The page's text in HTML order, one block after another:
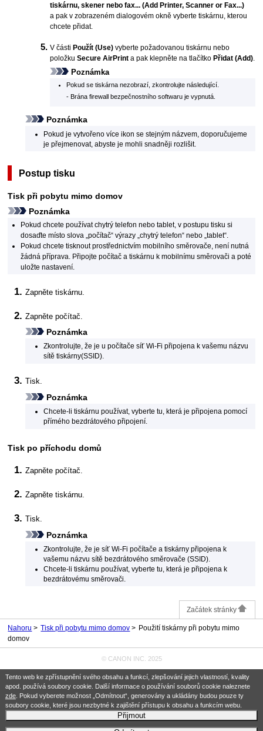
Tento web ke zpřístupnění svého obsahu a funkcí, zlepšování jejich vlastností, kvality
apod. používá soubory cookie. Další informace o používání souborů cookie naleznete
zde. Pokud vyberete možnost „Odmítnout“, generovány a ukládány budou pouze ty
soubory cookie, které jsou nezbytné k zajištění přístupu k obsahu a funkcím webu.
Přijmout
tiskárnu, skener nebo fax... (Add Printer, Scanner or Fax...)
a pak v zobrazeném dialogovém okně vybertetiskárnu, kterou
chcete přidat.
V části Použít (Use) vyberte požadovanoutiskárnu nebo
položkuSecure AirPrint a pak klepněte na tlačítko Přidat (Add).
Poznámka
Pokud se tiskárnanezobrazí, zkontrolujte následující.
- Brána firewall bezpečnostního softwaru je vypnutá.
Poznámka
Pokud je vytvořeno více ikon se stejným názvem, doporučujeme
je přejmenovat, abyste je mohli snadněji rozlišit.
Postup tisku
Tisk při pobytu mimo domov
Poznámka
Pokud chcete používat chytrý telefon nebo tablet, v postupu tisku si
dosaďte místo slova „počítač“ výrazy „chytrý telefon“ nebo „tablet“.
Pokud chcete tisknout prostřednictvím mobilního směrovače, není nutná
žádná příprava. Připojte počítač atiskárnu k mobilnímu směrovači a poté
uložte nastavení.
Zapnětetiskárnu
Zapněte počítač.
Poznámka
Zkontrolujte, že je u počítače síť Wi-Fi připojena k vašemu názvu
sítě tiskárny(SSID).
Tisk.
Poznámka
Chcete-li tiskárnu používat, vyberte tu, která je připojena pomocí
přímého bezdrátového připojení.
Tisk po příchodu domů
Zapněte počítač.
Zapnětetiskárnu.
Tisk.
Poznámka
Zkontrolujte, že je síť Wi-Fi počítače a tiskárnypřipojena k
vašemu názvu sítě bezdrátového směrovače (SSID).
Chcete-li tiskárnu používat, vyberte tu, která je připojena k
bezdrátovému směrovači.
Začátek stránky
Nahoru Tisk při pobytu mimo domov
Použití tiskárny při pobytu mimo
domov
© CANON INC. 2025